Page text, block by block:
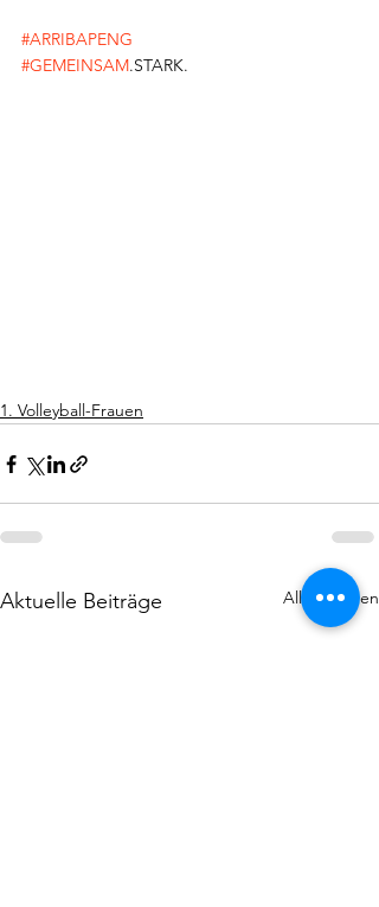
#ARRIBAPENG
#GEMEINSAM.STARK.
1. Volleyball-Frauen
Aktuelle Beiträge Alle ansehen